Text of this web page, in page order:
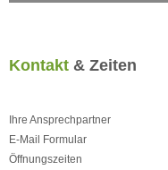
Kontakt & Zeiten
Ihre Ansprechpartner
E-Mail Formular
Öffnungszeiten